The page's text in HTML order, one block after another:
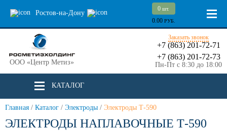
Ростов-на-Дону
0 шт.
0.00 РУБ.
ООО «Центр Метиз»
Заказать звонок
+7 (863) 201-72-71
+7 (863) 201-72-73
Пн-Пт с 8:30 до 18:00
КАТАЛОГ
Главная / Каталог / Электроды / Электроды Т-590
ЭЛЕКТРОДЫ НАПЛАВОЧНЫЕ Т-590